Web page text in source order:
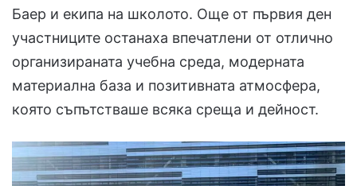
Баер и екипа на школото. Още от първия ден
участниците останаха впечатлени от отлично
организираната учебна среда, модерната
материална база и позитивната атмосфера,
която съпътстваше всяка среща и дейност.